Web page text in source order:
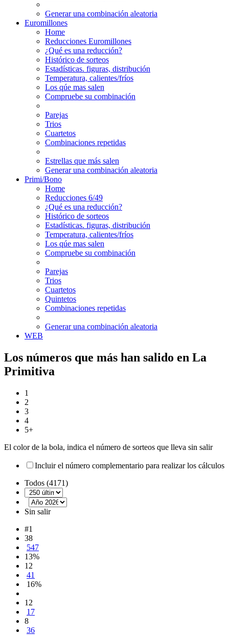
Generar una combinación aleatoria
Euromillones
Home
Reducciones Euromillones
¿Qué es una reducción?
Histórico de sorteos
Estadísticas. figuras, distribución
Temperatura, calientes/fríos
Los qúe mas salen
Compruebe su combinación
Parejas
Trios
Cuartetos
Combinaciones repetidas
Estrellas que más salen
Generar una combinación aleatoria
Primi/Bono
Home
Reducciones 6/49
¿Qué es una reducción?
Histórico de sorteos
Estadísticas. figuras, distribución
Temperatura, calientes/fríos
Los qúe mas salen
Compruebe su combinación
Parejas
Trios
Cuartetos
Quintetos
Combinaciones repetidas
Generar una combinación aleatoria
WEB
Los números que más han salido en La
Primitiva
1
2
3
4
5+
El color de la bola, indica el número de sorteos que lleva sin salir
Incluir el número complementario para realizar los cálculos
Todos (4171)
Sin salir
#1
38
547
13%
12
41
16%
12
17
8
36